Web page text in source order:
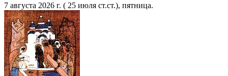
7 августа 2026 г. ( 25 июля ст.ст.), пятница.